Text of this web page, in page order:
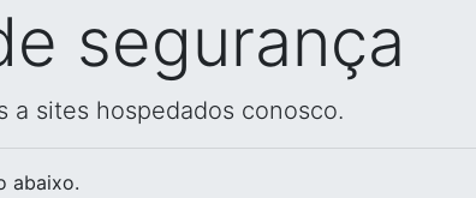
segurança
a sites hospedados conosco.
abaixo.